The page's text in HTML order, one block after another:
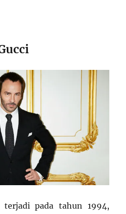
terjadi pada tahun 1994,